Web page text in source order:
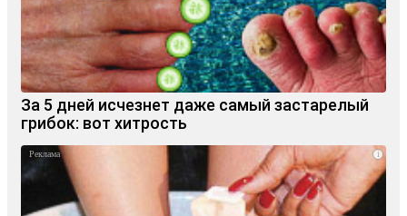
За 5 дней исчезнет даже самый застарелый
грибок: вот хитрость
i